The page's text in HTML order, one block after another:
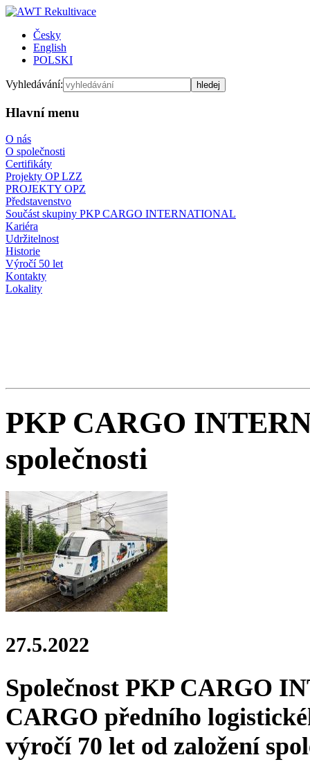
Česky
English
POLSKI
Vyhledávání:
Hlavní menu
O nás
O společnosti
Certifikáty
Projekty OP LZZ
PROJEKTY OPZ
Představenstvo
Součást skupiny PKP CARGO INTERNATIONAL
Kariéra
Udržitelnost
Historie
Výročí 50 let
Kontakty
Lokality
PKP CARGO
společnosti
27.5.2022
Společnost PKP CARGO
CARGO předního
výročí 70 let od založení